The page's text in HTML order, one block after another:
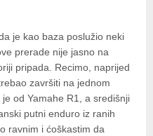
je kao baza poslužio neki
prerade nije jasno na
pripada. Recimo, naprijed
završiti na jednom
od Yamahe R1, a središnji
putni enduro iz ranih
ravnim i ćoškastim da